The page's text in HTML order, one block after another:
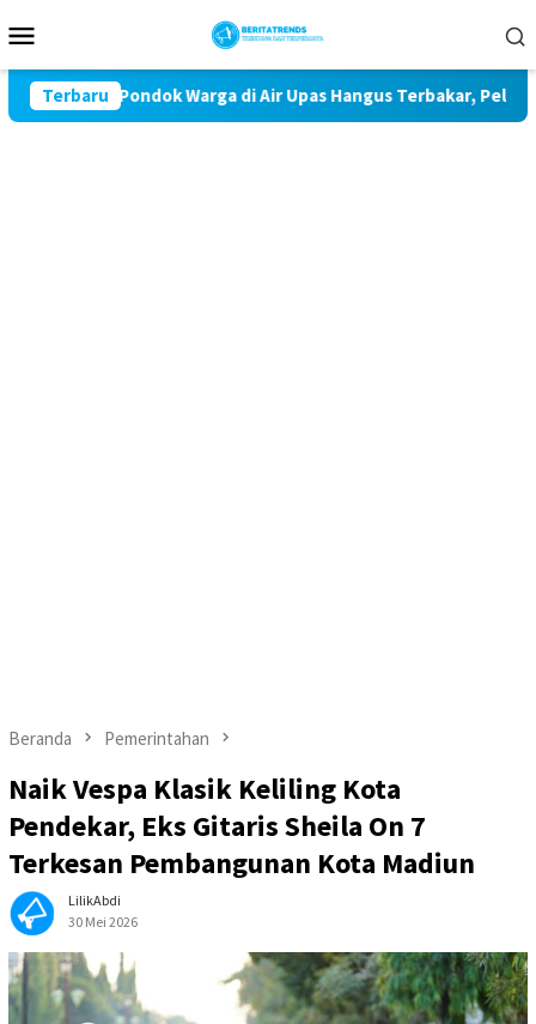
ke
Mobile
Terbaru
32 Pondok Warga di Air Upas Hangus Terbakar, Pelaku Masih
Beranda Pemerintahan
Naik Vespa Klasik Keliling Kota
Pendekar, Eks Gitaris Sheila On 7
Terkesan Pembangunan Kota Madiun
LilikAbdi
30 Mei 2026